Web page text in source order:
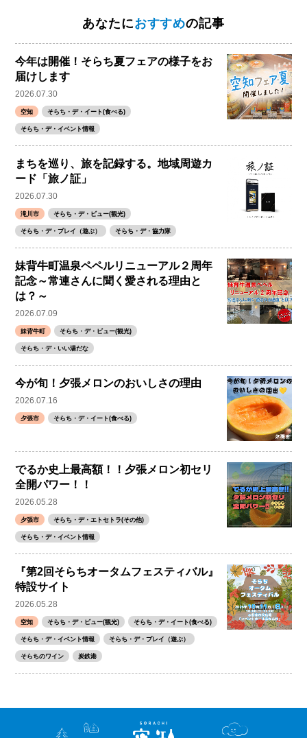
あなたにおすすめの記事
今年は開催！そらち夏フェアの様子をお
届けします
2026.07.30
空知 そらち・デ・イート(食べる)
そらち・デ・イベント情報
まちを巡り、旅を記録する。地域周遊カ
ード「旅ノ証」
2026.07.30
滝川市 そらち・デ・ビュー(観光)
そらち・デ・プレイ（遊ぶ） そらち・デ・協力隊
妹背牛町温泉ペペルリニューアル２周年
記念～常連さんに聞く愛される理由と
は？～
2026.07.09
妹背牛町 そらち・デ・ビュー(観光)
そらち・デ・いい湯だな
今が旬！夕張メロンのおいしさの理由
2026.07.16
夕張市 そらち・デ・イート(食べる)
でるか史上最高額！！夕張メロン初セリ
全開パワー！！
2026.05.28
夕張市 そらち・デ・エトセトラ(その他)
そらち・デ・イベント情報
『第2回そらちオータムフェスティバル』
特設サイト
2026.05.28
空知 そらち・デ・ビュー(観光) そらち・デ・イート(食べる)
そらち・デ・イベント情報 そらち・デ・プレイ（遊ぶ）
そらちのワイン 炭鉄港